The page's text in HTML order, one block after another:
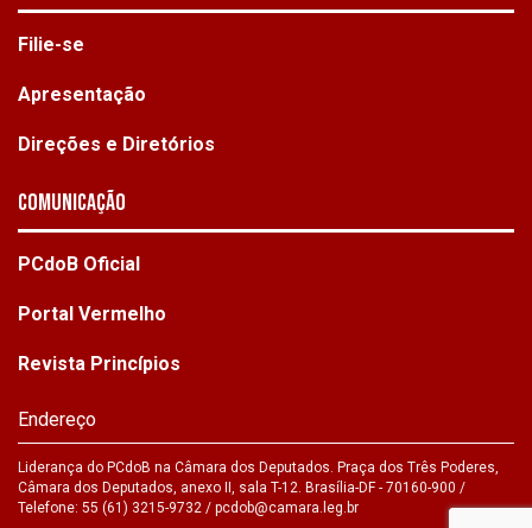
Filie-se
Apresentação
Direções e Diretórios
Comunicação
PCdoB Oficial
Portal Vermelho
Revista Princípios
Endereço
Liderança do PCdoB na Câmara dos Deputados. Praça dos Três Poderes,
Câmara dos Deputados, anexo II, sala T-12. Brasília-DF - 70160-900 /
Telefone: 55 (61) 3215-9732 / pcdob@camara.leg.br